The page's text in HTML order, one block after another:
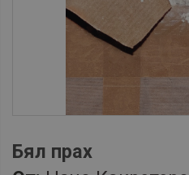
Бял прах